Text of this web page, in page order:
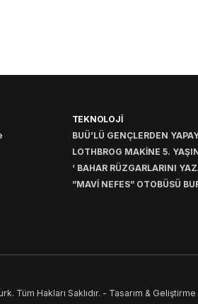
TEKNOLOJİ
BUÜ’LÜ GENÇLERDEN
LOTHBROG MAKİNE 5.
‘ BAHAR RÜZGARLARINI
”MAVİ NEFES” OTOBÜSÜ
Tüm Hakları Saklıdır. - Tasarım & Geliştirme